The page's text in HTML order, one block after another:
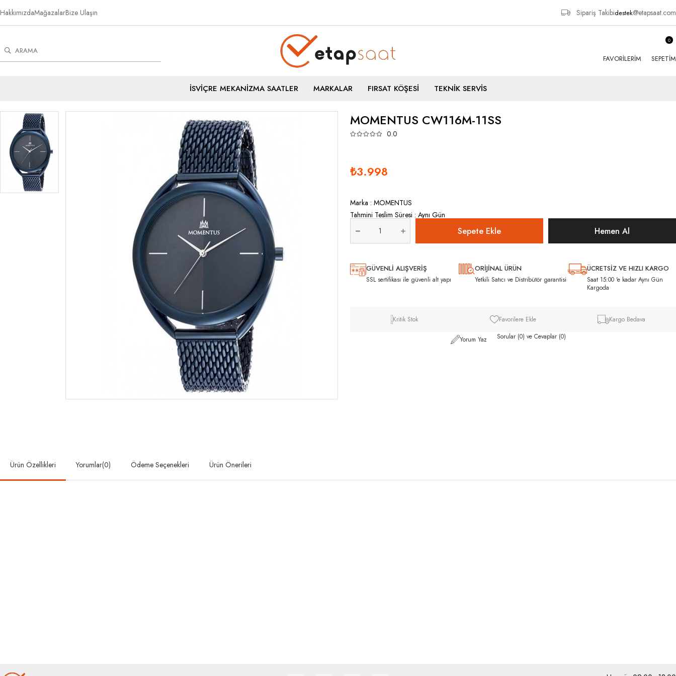
HakkımızdaMağazalarBize Ulaşın Sipariş Takibidestek@etapsaat.com
SEPETIM
0
FAVORILERIM
İSVİÇRE MEKANİZMA SAATLER MARKALAR FIRSAT KÖŞESİ TEKNİK SERVİS
MOMENTUS CW116M-11SS
0.0
₺3.998
Marka : MOMENTUS
Tahmini Teslim Süresi : Aynı Gün
GÜVENLİ ALIŞVERİŞ
SSL sertifikası ile güvenli alt yapı
ORİJİNAL ÜRÜN
Yetkili Satıcı ve Distribütör garantisi
ÜCRETSİZ VE HIZLI KARGO
Saat 15:00 'e kadar Aynı Gün
Kargoda
Kritik Stok Favorilere Ekle Kargo Bedava
Yorum Yaz Sorular (0) ve Cevaplar (0)
Ürün Özellikleri Yorumlar(0) Ödeme Seçenekleri Ürün Önerileri